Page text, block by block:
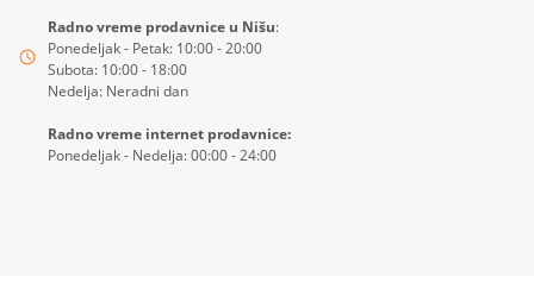
Radno vreme prodavnice u Nišu:
Ponedeljak - Petak: 10:00 - 20:00
Subota: 10:00 - 18:00
Nedelja: Neradni dan
Radno vreme internet prodavnice:
Ponedeljak - Nedelja: 00:00 - 24:00